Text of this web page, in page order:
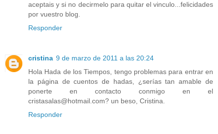
aceptais y si no decirmelo para quitar el vinculo...felicidades
por vuestro blog.
Responder
cristina 9 de marzo de 2011 a las 20:24
Hola Hada de los Tiempos, tengo problemas para entrar en
la página de cuentos de hadas, ¿serías tan amable de
ponerte en contacto conmigo en el
cristasalas@hotmail.com? un beso, Cristina.
Responder